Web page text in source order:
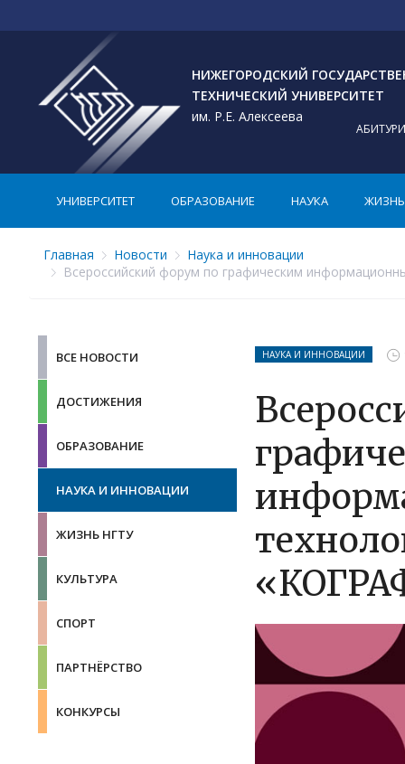
НИЖЕГОРОДСКИЙ
ТЕХНИЧЕСКИЙ УНИВЕРСИТЕТ
им. Р.Е. Алексеева
УНИВЕРСИТЕТ ОБРАЗОВАНИЕ НАУКА ЖИЗНЬ
Главная Новости
Наука и инновации
Всероссийский форум по графическим
ВСЕ НОВОСТИ
ДОСТИЖЕНИЯ
ОБРАЗОВАНИЕ
НАУКА И ИННОВАЦИИ
ЖИЗНЬ НГТУ
КУЛЬТУРА
СПОРТ
ПАРТНЁРСТВО
КОНКУРСЫ
НАУКА И ИННОВАЦИИ